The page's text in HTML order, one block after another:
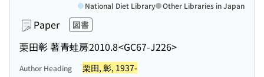
Paper 図書
栗田彰 著青蛙房2010.8<GC67-J226>
National Diet Library Other Libraries in Japan
Author Heading 栗田, 彰, 1937-